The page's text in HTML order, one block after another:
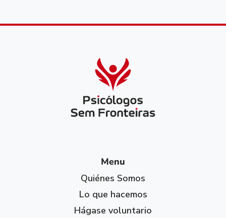
Menu
Quiénes Somos
Lo que hacemos
Hágase voluntario